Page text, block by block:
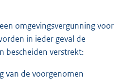
omgevingsvergunning voor
in ieder geval de
bescheiden verstrekt:
van de voorgenomen